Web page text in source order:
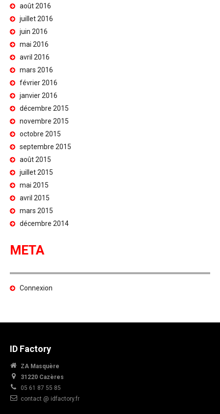
août 2016
juillet 2016
juin 2016
mai 2016
avril 2016
mars 2016
février 2016
janvier 2016
décembre 2015
novembre 2015
octobre 2015
septembre 2015
août 2015
juillet 2015
mai 2015
avril 2015
mars 2015
décembre 2014
META
Connexion
ID Factory
ZA Masquère
31220 Cazères
05 61 87 55 85
contact @ idfactory.fr